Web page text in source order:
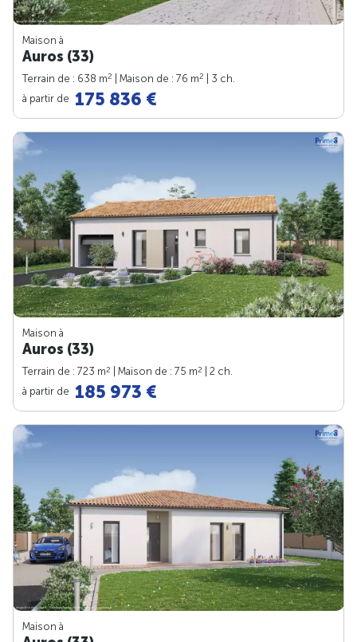
Maison à
Auros (33)
Terrain de : 638 m2 | Maison de : 76 m2
| 3 ch.
à partir de 175 836 €
Maison à
Auros (33)
Terrain de : 723 m2 | Maison de : 75 m2
| 2 ch.
à partir de 185 973 €
Maison à